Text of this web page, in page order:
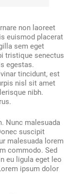
non laoreet
euismod placerat
sem eget
tristique senectus
egestas.
tincidunt, est
nisl sit amet
nibh.
Nunc malesuada
suscipit
malesuada lorem
commodo. Sed
eu ligula eget leo
ipsum dolor